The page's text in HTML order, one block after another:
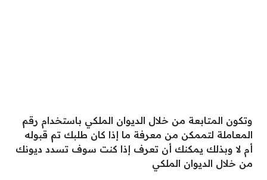
وتكون المتابعة من خلال الديوان الملكي باستخدام رقم
المعاملة لتممكن من معرفة ما إذا كان طلبك تم قبوله
أم لا وبذلك يمكنك أن تعرف إذا كنت سوف تسدد ديونك
من خلال الديوان الملكي